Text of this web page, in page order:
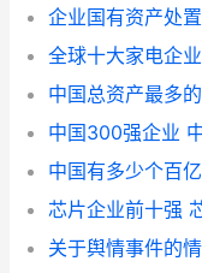
企业国有资产处
全球十大家电企
中国总资产最多
中国300强企业
中国有多少个百
芯片企业前十强
关于舆情事件的